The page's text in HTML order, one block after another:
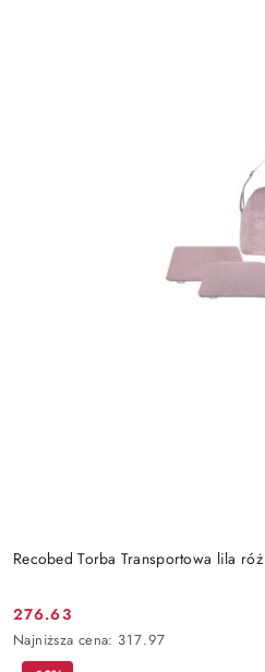
Recobed Torba Transportowa lila róż
Cena
promocyjna:
276.63
Najniższa
cena
Najniższa cena: 317.97